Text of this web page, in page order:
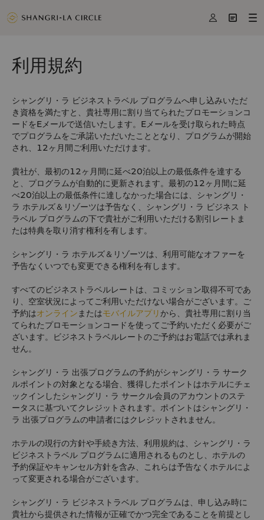
  
利用規約
シャングリ・ラ ビジネストラベル プログラムへ申し込みいただ
き資格を満たすと、貴社専用に割り当てられたプロモーションコ
ードをEメールで送信いたします。Eメールを受け取られた時点
でプログラムをご承諾いただいたこととなり、プログラムが開始
され、12ヶ月間ご利用いただけます。
貴社が、最初の12ヶ月間に延べ20泊以上の最低条件を達する
と、プログラムが自動的に更新されます。最初の12ヶ月間に延
べ20泊以上の最低条件に達しなかった場合には、シャングリ・
ラ ホテルズ＆リゾーツは予告なく、シャングリ・ラ ビジネス ト
ラベル プログラムの下で貴社がご利用いただける割引レートま
たは特典を取り消す権利を有します。
シャングリ・ラ ホテルズ＆リゾーツは、利用可能なオファーを
予告なくいつでも変更できる権利を有します。
すべてのビジネストラベルレートは、コミッション取得不可であ
り、空室状況によってご利用いただけない場合がございます。ご
予約はオンライン またはモバイルアプリから、貴社専用に割り当
てられたプロモーションコードを使ってご予約いただく必要がご
ざいます。ビジネストラベルレートのご予約はお電話では承れま
せん。
シャングリ・ラ 出張プログラムの予約がシャングリ・ラ サーク
ルポイントの対象となる場合、獲得したポイントはホテルにチェ
ックインしたシャングリ・ラ サークル会員のアカウントのステ
ータスに基づいてクレジットされます。ポイントはシャングリ・
ラ 出張プログラムの申請者にはクレジットされません。
ホテルの現行の方針や手続き方法、利用規約は、シャングリ・ラ
ビジネストラベル プログラムに適用されるものとし、ホテルの
予約保証やキャンセル方針を含み、これらは予告なくホテルによ
って変更される場合がございます。
シャングリ・ラ ビジネストラベル プログラムは、申し込み時に
貴社から提供された情報が正確でかつ完全であることを前提とし